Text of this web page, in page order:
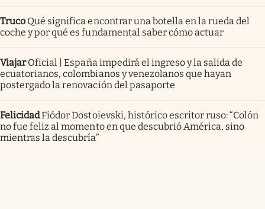
Truco Qué significa encontrar una botella en la rueda del
coche y por qué es fundamental saber cómo actuar
Viajar Oficial | España impedirá el ingreso y la salida de
ecuatorianos, colombianos y venezolanos que hayan
postergado la renovación del pasaporte
FelicidadFiódor Dostoievski, histórico escritor ruso: “Colón
no fue feliz al momento en que descubrió América, sino
mientras la descubría”